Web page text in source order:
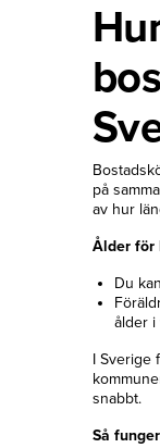
på
av hur
Ålder för
Du
ålder i
I Sverige
snabbt.
Så